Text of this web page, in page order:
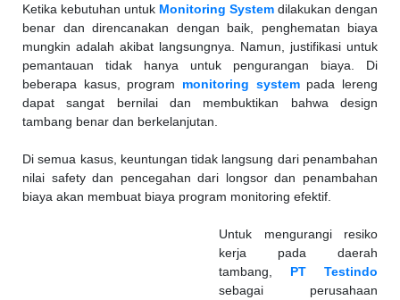
Ketika kebutuhan untuk Monitoring System dilakukan dengan
benar dan direncanakan dengan baik, penghematan biaya
mungkin adalah akibat langsungnya. Namun, justifikasi untuk
pemantauan tidak hanya untuk pengurangan biaya. Di
beberapa kasus, program monitoring systempada lereng
dapat sangat bernilai dan membuktikan bahwa design
tambang benar dan berkelanjutan.
Di semua kasus, keuntungan tidak langsung dari penambahan
nilai safety dan pencegahan dari longsor dan penambahan
biaya akan membuat biaya program monitoring efektif.
Untuk mengurangi resiko
kerja pada daerah
tambang, PT Testindo
sebagai perusahaan